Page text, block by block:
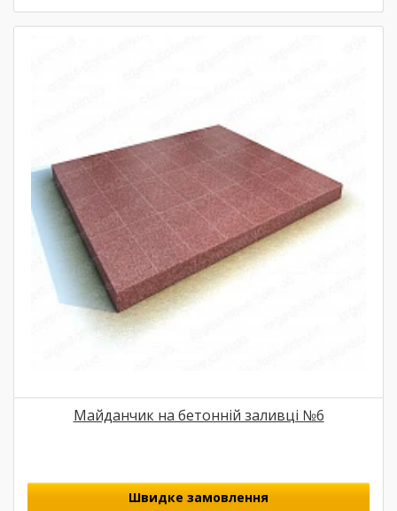
Майданчик на бетонній заливці №6
Швидке замовлення